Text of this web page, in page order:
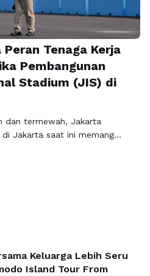
Tenaga Kerja
Pembangunan
Stadium (JIS) di
dan termewah, Jakarta
Jakarta saat ini memang
satu prestasi yang patut
Keluarga Lebih Seru
Island Tour From